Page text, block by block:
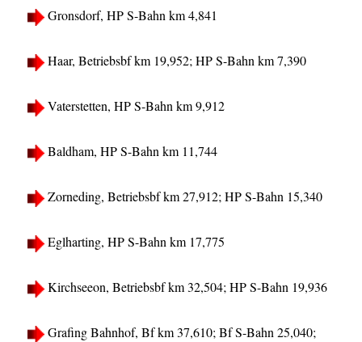
Gronsdorf, HP S-Bahn km 4,841
Haar, Betriebsbf km 19,952; HP S-Bahn km 7,390
Vaterstetten, HP S-Bahn km 9,912
Baldham, HP S-Bahn km 11,744
Zorneding, Betriebsbf km 27,912; HP S-Bahn 15,340
Eglharting, HP S-Bahn km 17,775
Kirchseeon, Betriebsbf km 32,504; HP S-Bahn 19,936
Grafing Bahnhof, Bf km 37,610; Bf S-Bahn 25,040;